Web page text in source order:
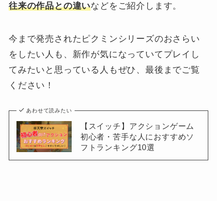
往来の作品との違いなどをご紹介します。
今まで発売されたピクミンシリーズのおさらい
をしたい人も、新作が気になっていてプレイし
てみたいと思っている人もぜひ、最後までご覧
ください！
あわせて読みたい
【スイッチ】アクションゲーム
初心者・苦手な人におすすめソ
フトランキング10選